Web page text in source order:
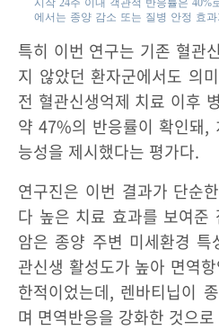
에서는 종양 감소 또는 질병 안정 효
특히 이번 연구는 기존 혈관
지 않았던 환자군에서도 의
전 혈관신생억제 치료 이후
약 47%의 반응률이 확인돼,
능성을 제시했다는 평가다.
연구진은 이번 결과가 단순
다 높은 치료 효과를 보여준
암은 종양 주변 미세환경 특
관신생 활성도가 높아 면역
한적이었는데, 렌바티닙이
며 면역반응을 강화한 것으